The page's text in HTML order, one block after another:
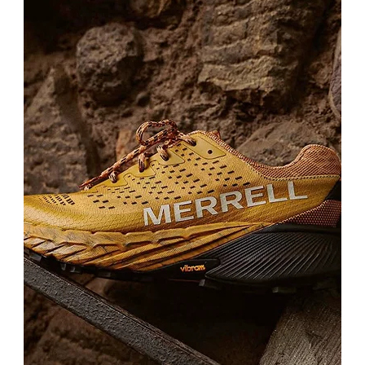
Ayakkabının kullanım amacı, model seçiminde önemli bir etkendir.
Günlük şehir kullanımı için casual ve lifestyle New Balance modelleri
uygun olabilirken, uzun yürüyüşler için taban desteği ve konfor
sağlayan seçenekler değerlendirilebilir. Çocuk ayakkabılarında ise
hafiflik, esnek yapı, kolay giyilebilirlik ve doğru numara seçimi
özellikle önemlidir.
Pabucline New Balance Ayakkabı Modelleri
Pabucline New Balance ayakkabı kategorisinde kadın, erkek ve
çocuklara uygun farklı model seçeneklerini bir arada bulabilirsiniz.
Günlük kullanım, okul, spor, yürüyüş, seyahat veya hafta sonu
kombinleri için ihtiyacınıza uygun New Balance ayakkabı modellerini
kolayca inceleyebilirsiniz.
Tarzınıza uygun New Balance modelini seçerken renk, numara,
kullanım alanı ve kombin uyumunu birlikte değerlendirebilirsiniz.
Beyaz, siyah, gri ve renkli sneaker seçenekleri günlük kombinlerde
farklı tarzlara uyum sağlayabilir. Rahat tabanlı New Balance
modelleri, gün boyu konfor arayan kullanıcılar için pratik bir
alternatif sunar.
New Balance Ayakkabı Hakkında Sık Sorulan
Sorular